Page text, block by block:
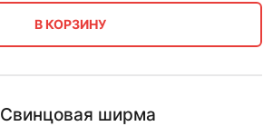
В КОРЗИНУ
Свинцовая ширма